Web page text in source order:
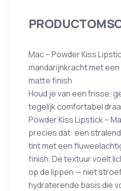
Mac – Powder Kiss
mandarijnkracht met
matte finish
Houd je van een frisse,
tegelijk comfortabel
Powder Kiss Lipstick –
precies dat: een
tint met een
finish. De textuur voelt
op de lippen — niet
hydraterende basis die